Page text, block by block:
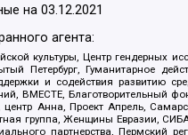
на03.12.2021
агента:
культуры, Центр гендерных
Гуманитарное
и содействия развитию
ВМЕСТЕ,
центр Анна, Проект Апрель,
группа, Женщины Евразии,
партнерства, Пермский